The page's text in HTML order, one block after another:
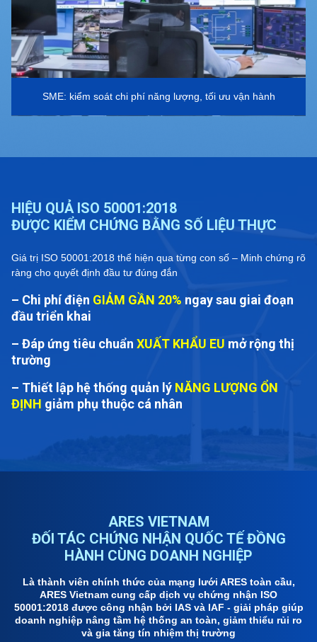
SME: kiểm soát chi phí năng lượng, tối ưu vận hành
HIỆU QUẢ ISO 50001:2018
ĐƯỢC KIỂM CHỨNG BẰNG SỐ LIỆU THỰC
Giá trị ISO 50001:2018 thể hiện qua từng con số – Minh chứng rõ
ràng cho quyết định đầu tư đúng đắn
– Chi phí điện GIẢM GẦN 20% ngay sau giai đoạn
đầu triển khai
– Đáp ứng tiêu chuẩn XUẤT KHẨU EU mở rộng thị
trường
– Thiết lập hệ thống quản lý NĂNG LƯỢNG ỔN
ĐỊNH giảm phụ thuộc cá nhân
ARES VIETNAM
ĐỐI TÁC CHỨNG NHẬN QUỐC TẾ ĐỒNG
HÀNH CÙNG DOANH NGHIỆP
Là thành viên chính thức của mạng lưới ARES toàn cầu,
ARES Vietnam cung cấp dịch vụ chứng nhận ISO
50001:2018 được công nhận bởi IAS và IAF - giải pháp giúp
doanh nghiệp nâng tầm hệ thống an toàn, giảm thiểu rủi ro
và gia tăng tín nhiệm thị trường